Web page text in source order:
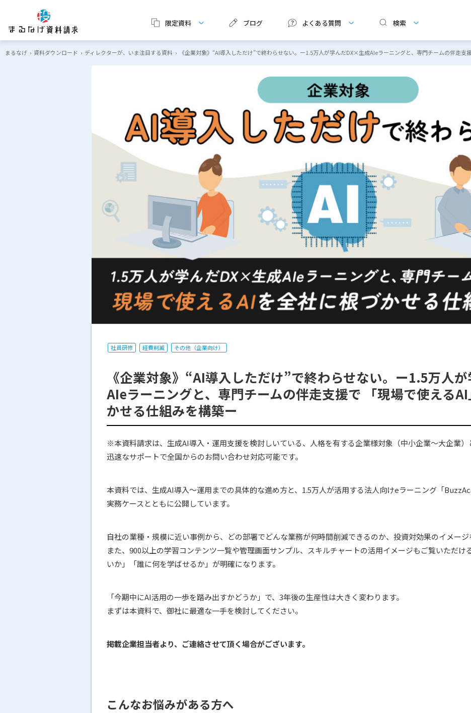
限定資料 ブログ よくある質問 検索
まるなげ › 資料ダウンロード › ディレクターが、いま注目する資料 › 《企業対象》“AI導入しただけ”で終わらせない。ー1.5万人が学んだDX×生成AIeラーニングと、専門チームの伴走
社員研修 経費削減 その他（企業向け）
《企業対象》“AI導入しただけ”で終わらせない。ー1.5万人
AIeラーニングと、専門チームの伴走支援で 「現場で使える
かせる仕組みを構築ー
※本資料請求は、生成AI導入・運用支援を検討しいている、人格を有する企業様対象（中小企業～大企業）
迅速なサポートで全国からのお問い合わせ対応可能です。
本資料では、生成AI導入〜運用までの具体的な進め方と、1.5万人が活用する法人向けeラーニング「
実務ケースとともに公開しています。
自社の業種・規模に近い事例から、どの部署でどんな業務が何時間削減できるのか、投資対効果のイメージ
また、900以上の学習コンテンツ一覧や管理画面サンプル、スキルチャートの活用イメージもご覧いただけ
いか」「誰に何を学ばせるか」が明確になります。
「今期中にAI活用の一歩を踏み出すかどうか」で、3年後の生産性は大きく変わります。
まずは本資料で、御社に最適な一手を検討してください。
掲載企業担当者より、ご連絡させて頂く場合がございます。
こんなお悩みがある方へ